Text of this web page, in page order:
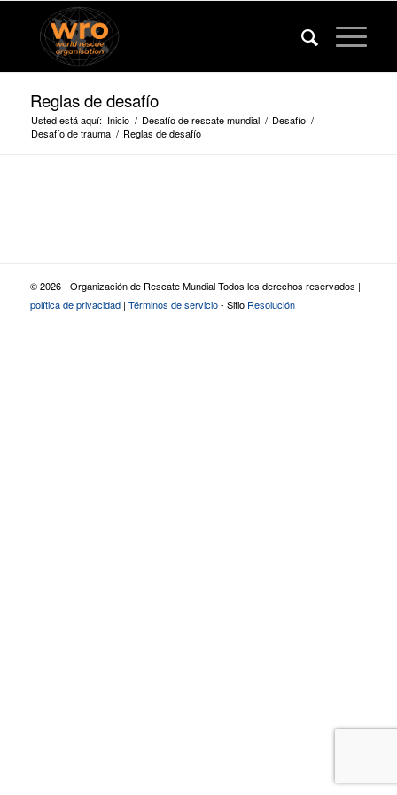
Reglas de desafío
Usted está aquí: Inicio / Desafío de rescate mundial / Desafío /
Desafío de trauma / Reglas de desafío
© 2026 - Organización de Rescate Mundial Todos los derechos reservados |
política de privacidad| Términos de servicio- Sitio Resolución